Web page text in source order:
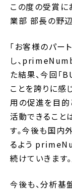
この度の受賞に
業部 部長の野
「お客様のパー
し、
た結果、今回 「
ことを誇りに感
用の促進を目
活動できること
す。今後も国内
るよう
続けていきます。
今後も、分析基